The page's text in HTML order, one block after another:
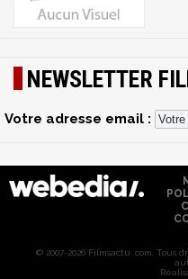
NEWSLETTER
Votre adresse email :
© 2007-2026 Filmsactu .com. Tous